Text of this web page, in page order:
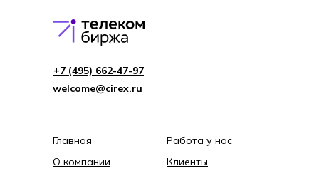
Главная
О компании
Работа у нас
Клиенты
welcome@cirex.ru
+7 (495) 662-4 7-97